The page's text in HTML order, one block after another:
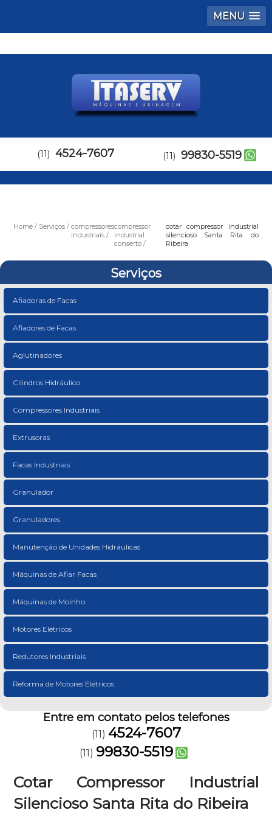
MENU
(11) 4524-7607 (11) 99830-5519
Home Serviços
compressores
industriais
compressor
industrial
conserto
cotar compressor industrial
silencioso Santa Rita do
Ribeira
Serviços
Afiadoras de Facas
Afiadores de Facas
Aglutinadores
Cilindros Hidráulico
Compressores Industriais
Extrusoras
Facas Industriais
Granulador
Granuladores
Manutenção de Unidades Hidráulicas
Máquinas de Afiar Facas
Máquinas de Moinho
Motores Elétricos
Redutores Industriais
Reforma de Motores Elétricos
Entre em contato pelos telefones
(11) 4524-7607
(11) 99830-5519
Cotar Compressor Industrial
Silencioso Santa Rita do Ribeira